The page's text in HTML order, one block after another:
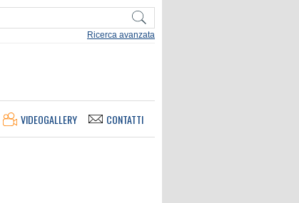
Ricerca avanzata
VIDEOGALLERY CONTATTI